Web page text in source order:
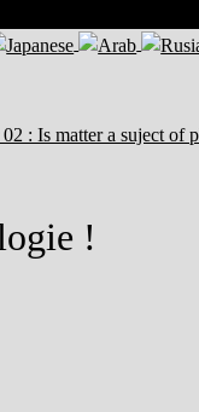
: Is matter a suject of
!